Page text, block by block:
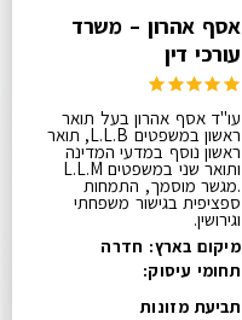
אסף אהרון – משרד
עורכי דין
עו"ד אסף אהרון בעל תואר
ראשון במשפטים L.L.B, תואר
ראשון נוסף במדעי המדינה
ותואר שני במשפטים L.L.M
.מגשר מוסמך, התמחות
ספציפית בגישור משפחתי
וגירושין.
מיקום בארץ: חדרה
תחומי עיסוק:
תביעת מזונות